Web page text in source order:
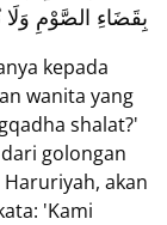
بِقَضَاءِ الصَّوْمِ
kepada
wanita yang
shalat?'
golongan
akan
'Kami